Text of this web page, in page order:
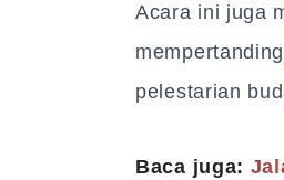
Acara ini juga
pelestarian
Baca juga: